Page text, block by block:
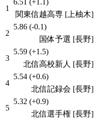
1
6.51 (+1.1)
関東信越高専 [上柚木]
2
5.86 (-0.1)
国体予選 [長野]
3
5.59 (+1.5)
北信高校新人 [長野]
4
5.54 (+0.6)
北信記録会 [長野]
5
5.32 (+0.9)
北信選手権 [長野]